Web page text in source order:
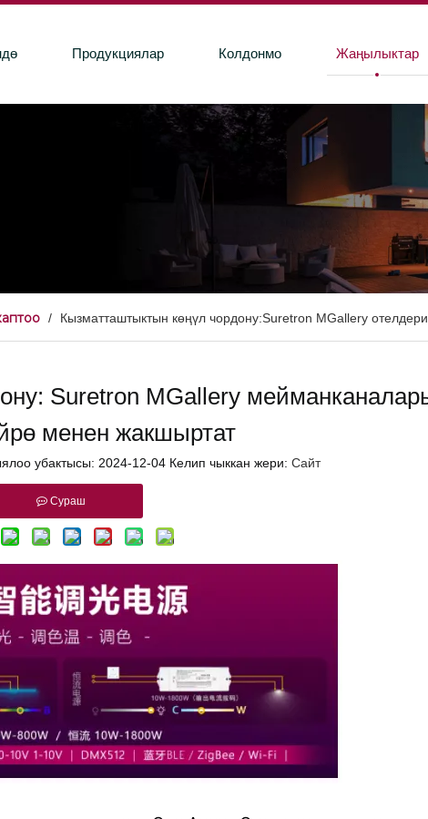
Продукциялар Колдонмо Жаңылыктар
/ Кызматташтыктын көңүл чордону:Suretron MGallery
Suretron MGallery
менен жакшыртат
убактысы: 2024-12-04 Келип чыккан жери: Сайт
Сураш